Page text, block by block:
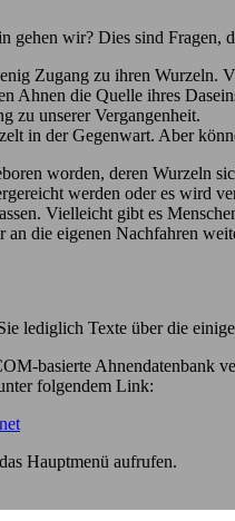
gehen wir? Dies sind Fragen,
Zugang zu ihren Wurzeln.
Ahnen die Quelle ihres
zu unserer Vergangenheit.
in der Gegenwart. Aber
worden, deren Wurzeln
werden oder es wird
Vielleicht gibt es
an die eigenen Nachfahren
lediglich Texte über die
basierte Ahnendatenbank
folgendem Link:
Hauptmenü aufrufen.